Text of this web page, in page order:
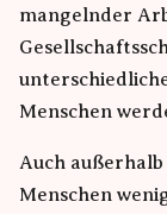
mangelnder
Menschen
Auch
Menschen